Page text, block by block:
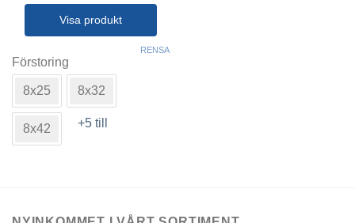
till
5,689 kr
Visa produkt
här
produkten
har
flera
varianter.
De
Förstoring
8x25 8x32
8x42 +5 till
RENSA